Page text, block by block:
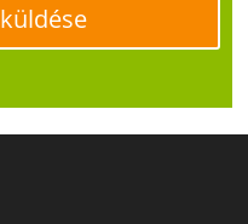
küldése